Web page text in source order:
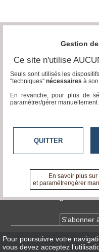
tvlocale.fr
Contactez-nous
A propos de tvlocale.fr
Devenir délégué
S'abonner
InfosCNIL/RGPD
Pour poursuivre votre
vous devez acceptez
Gestion
Ce site n'utilise
Seuls sont utilisés les
"techniques" nécessaires à
En revanche, pour plus de
paramétrer/gérer
QUITTER
En savoir plus
et paramétrer/gérer